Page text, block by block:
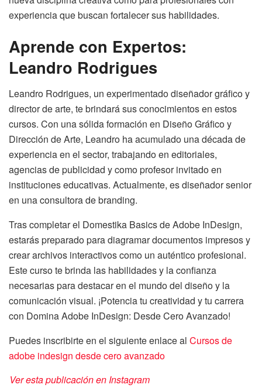
experiencia que buscan fortalecer sus habilidades.
Aprende con Expertos:
Leandro Rodrigues
Leandro Rodrigues, un experimentado diseñador gráfico y
director de arte, te brindará sus conocimientos en estos
cursos. Con una sólida formación en Diseño Gráfico y
Dirección de Arte, Leandro ha acumulado una década de
experiencia en el sector, trabajando en editoriales,
agencias de publicidad y como profesor invitado en
instituciones educativas. Actualmente, es diseñador senior
en una consultora de branding.
Tras completar el Domestika Basics de Adobe InDesign,
estarás preparado para diagramar documentos impresos y
crear archivos interactivos como un auténtico profesional.
Este curso te brinda las habilidades y la confianza
necesarias para destacar en el mundo del diseño y la
comunicación visual. ¡Potencia tu creatividad y tu carrera
con Domina Adobe InDesign: Desde Cero Avanzado!
Puedes inscribirte en el siguiente enlace al Cursos de
adobe indesign desde cero avanzado
Ver esta publicación en Instagram